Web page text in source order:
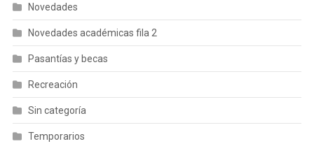
Novedades
Novedades académicas fila 2
Pasantías y becas
Recreación
Sin categoría
Temporarios